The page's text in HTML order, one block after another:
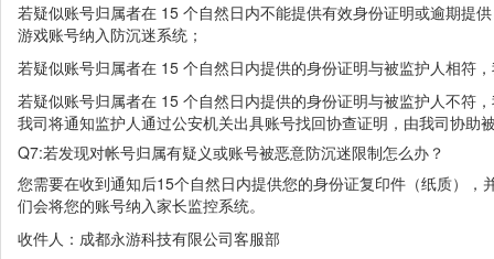
若疑似账号归属者在 15 个自然日内不能提供有效身份证明或逾期提
游戏账号纳入防沉迷系统；
若疑似账号归属者在 15 个自然日内提供的身份证明与被监护人相符
若疑似账号归属者在 15 个自然日内提供的身份证明与被监护人不符
我司将通知监护人通过公安机关出具账号找回协查证明，由我司协助
Q7:若发现对帐号归属有疑义或账号被恶意防沉迷限制怎么办？
您需要在收到通知后15个自然日内提供您的身份证复印件（纸质）
们会将您的账号纳入家长监控系统。
收件人：成都永游科技有限公司客服部